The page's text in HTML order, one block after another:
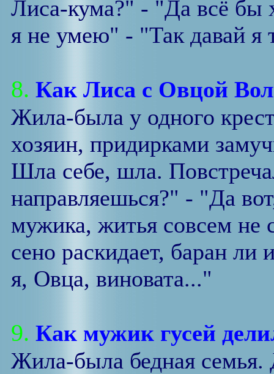
Лиса-кума?" - "Да всё бы
я не умею" - "Так давай я
8. Как Лиса с Овцой
Жила-была у одного
хозяин, придирками
Шла себе, шла.
направляешься?" - "Да
мужика, житья совсем не
сено раскидает, баран ли
я, Овца, виновата..."
9. Как мужик гусей
Жила-была бедная семья.